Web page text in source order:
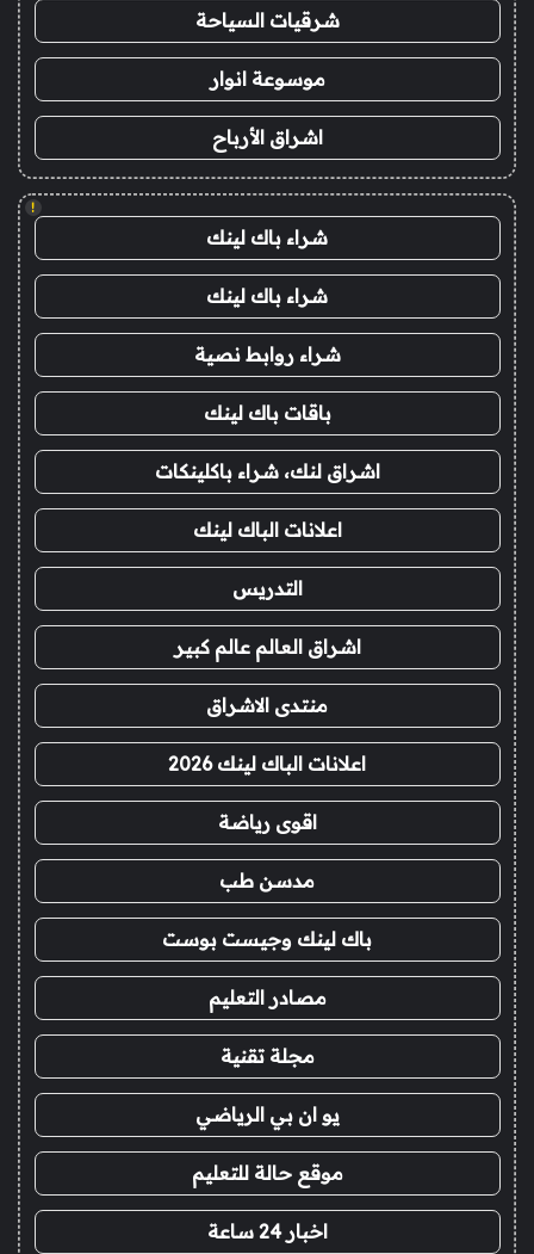
شرقيات السياحة
موسوعة انوار
اشراق الأرباح
!
شراء باك لينك
شراء باك لينك
شراء روابط نصية
باقات باك لينك
اشراق لنك، شراء باكلينكات
اعلانات الباك لينك
التدريس
اشراق العالم عالم كبير
منتدى الاشراق
اعلانات الباك لينك 2026
اقوى رياضة
مدسن طب
باك لينك وجيست بوست
مصادر التعليم
مجلة تقنية
يو ان بي الرياضي
موقع حالة للتعليم
اخبار 24 ساعة